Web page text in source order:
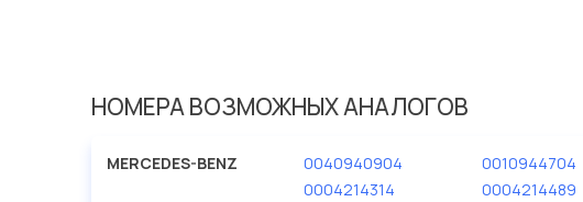
НОМЕРА ВОЗМОЖНЫХ АНАЛОГОВ
MERCEDES-BENZ 0040940904 0010944704
0004214314
0004214489